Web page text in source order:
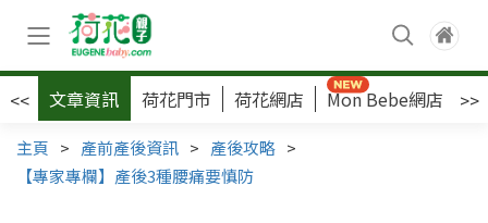
<< 文章資訊 荷花門市 荷花網店 Mon Bebe網店 >>
主頁 > 產前產後資訊 > 產後攻略 >
【專家專欄】產後3種腰痛要慎防